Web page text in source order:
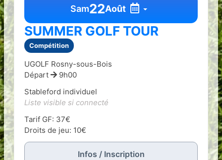
Sam22Août
SUMMER GOLF TOUR
Compétition
UGOLF Rosny-sous-Bois
Départ
9h00
Stableford individuel
Liste visible si connecté
Tarif GF: 37€
Droits de jeu: 10€
Infos / Inscription